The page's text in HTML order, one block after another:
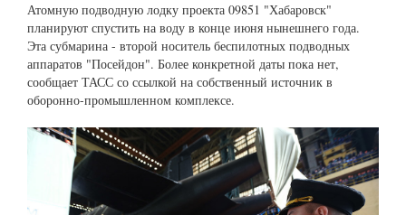
Атомную подводную лодку проекта 09851 "Хабаровск"
планируют спустить на воду в конце июня нынешнего года.
Эта субмарина - второй носитель беспилотных подводных
аппаратов "Посейдон". Более конкретной даты пока нет,
сообщает ТАСС со ссылкой на собственный источник в
оборонно-промышленном комплексе.